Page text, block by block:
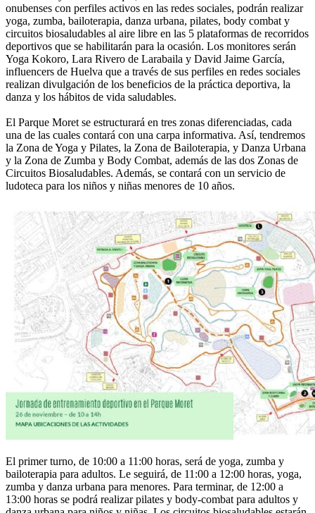
onubenses con perfiles activos en las redes sociales, podrán realizar
yoga, zumba, bailoterapia, danza urbana, pilates, body combat y
circuitos biosaludables al aire libre en las 5 plataformas de recorridos
deportivos que se habilitarán para la ocasión. Los monitores serán
Yoga Kokoro, Lara Rivero de Larabaila y David Jaime García,
influencers de Huelva que a través de sus perfiles en redes sociales
realizan divulgación de los beneficios de la práctica deportiva, la
danza y los hábitos de vida saludables.
El Parque Moret se estructurará en tres zonas diferenciadas, cada
una de las cuales contará con una carpa informativa. Así, tendremos
la Zona de Yoga y Pilates, la Zona de Bailoterapia, y Danza Urbana
y la Zona de Zumba y Body Combat, además de las dos Zonas de
Circuitos Biosaludables. Además, se contará con un servicio de
ludoteca para los niños y niñas menores de 10 años.
El primer turno, de 10:00 a 11:00 horas, será de yoga, zumba y
bailoterapia para adultos. Le seguirá, de 11:00 a 12:00 horas, yoga,
zumba y danza urbana para menores. Para terminar, de 12:00 a
13:00 horas se podrá realizar pilates y body-combat para adultos y